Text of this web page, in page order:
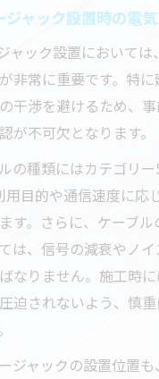
ャック設置時の電
ャック設置においては
非常に重要です。特
干渉を避けるため、
が不可欠となります。
の種類にはカテゴリ
用目的や通信速度に応
す。さらに、ケーブ
は、信号の減衰やノ
なりません。施工時
迫されないよう、慎
ジャックの設置位置